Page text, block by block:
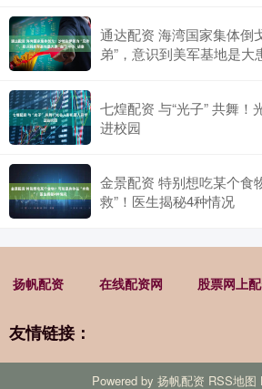
通达配资 海湾国家集体倒
弟”，意识到美军基地是
七煌配资 与“光子” 共舞！
进校园
金景配资 特别想吃某个食
救”！医生揭秘4种情况
扬帆配资 在线配资网 股票网上
友情链接：
Powered by 扬帆配资 RSS地图